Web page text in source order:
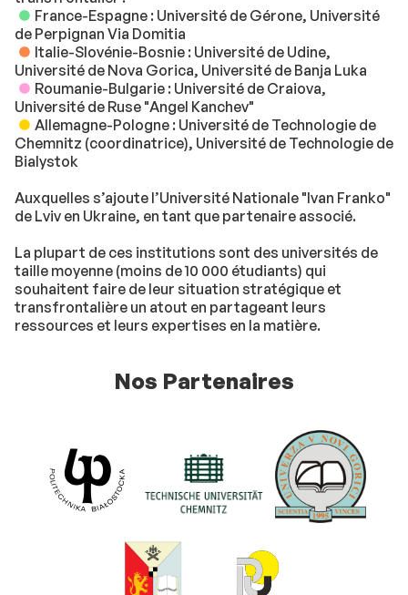
France-Espagne : Université de Gérone, Université
de Perpignan Via Domitia
Italie-Slovénie-Bosnie : Université de Udine,
Université de Nova Gorica, Université de Banja Luka
Roumanie-Bulgarie : Université de Craiova,
Université de Ruse "Angel Kanchev"
Allemagne-Pologne : Université de Technologie de
Chemnitz (coordinatrice), Université de Technologie de
Bialystok
Auxquelles s’ajoute l’Université Nationale "Ivan Franko"
de Lviv en Ukraine, en tant que partenaire associé.
La plupart de ces institutions sont des universités de
taille moyenne (moins de 10 000 étudiants) qui
souhaitent faire de leur situation stratégique et
transfrontalière un atout en partageant leurs
ressources et leurs expertises en la matière.
Nos Partenaires